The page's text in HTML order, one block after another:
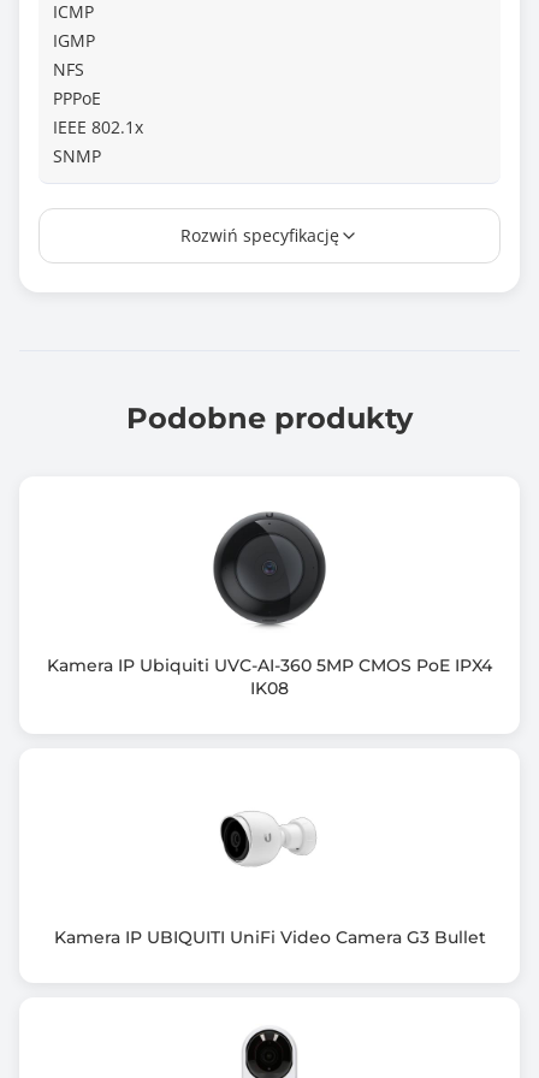
ICMP
IGMP
NFS
PPPoE
IEEE 802.1x
SNMP
Kolor obudowy
Wejście mikrofonowe
110x 110x 81
Zasięg podczerwieni / podświetlenia
50 m
PoE
H.264
Rozwiń specyfikację
Podobne produkty
Kamera IP Ubiquiti UVC-AI-360 5MP CMOS PoE IPX4
IK08
Kamera IP UBIQUITI UniFi Video Camera G3 Bullet